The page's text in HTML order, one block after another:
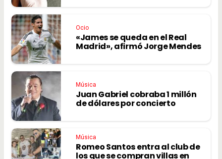
Ocio
«James se queda en el Real
Madrid», afirmó Jorge Mendes
Música
Juan Gabriel cobraba 1 millón
de dólares por concierto
Música
Romeo Santos entra al club de
los que se compran villas en